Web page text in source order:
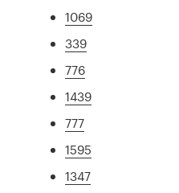
1069
339
776
1439
777
1595
1347